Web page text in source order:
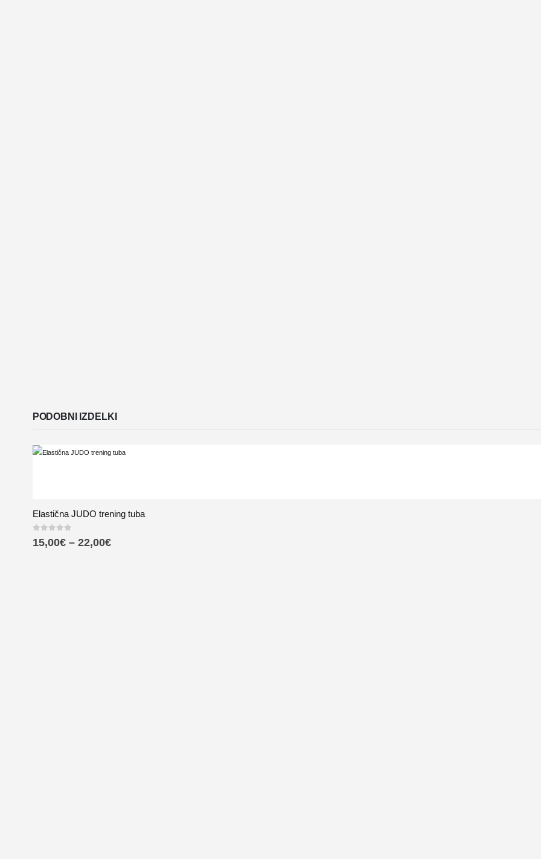
PODOBNI IZDELKI
Elastična JUDO trening tuba
0out of 5
15,00€ – 22,00€